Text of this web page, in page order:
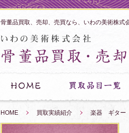
骨董品買取、売却、売買なら、いわの美術株式
HOME 買取実績紹介 楽器 ギター